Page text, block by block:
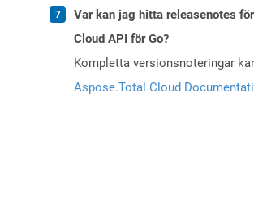
Var kan jag hitta releasenotes
Cloud API för Go?
Kompletta versionsnoteringar
Aspose.Total Cloud